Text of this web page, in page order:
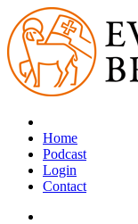
Home
Podcast
Login
Contact